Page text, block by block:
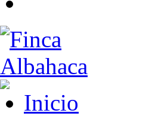
Inicio